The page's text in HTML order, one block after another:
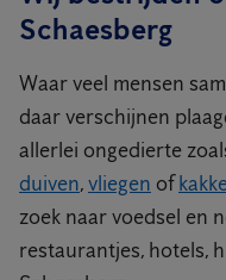
Schaesberg
Waar veel mensen
daar verschijnen
allerlei ongedierte
duiven,vliegen of
zoek naar voedsel en
restaurantjes, hotels,